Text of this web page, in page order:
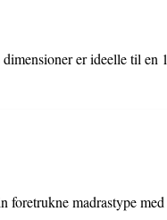
er ideelle til en
foretrukne madrastype